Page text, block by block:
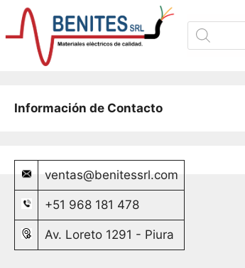
Saltar
contenido
Búsqueda
de
productos
Información de Contacto
ventas@benitessrl.com
+51 968 181 478
Av. Loreto 1291 - Piura